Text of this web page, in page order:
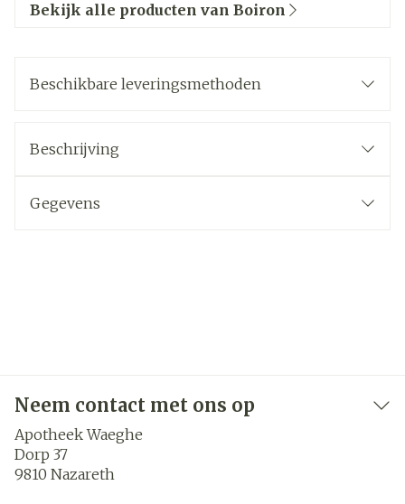
Bekijk alle producten van Boiron
Beschikbare leveringsmethoden
Beschrijving
Gegevens
Neem contact met ons op
Apotheek Waeghe
Dorp 37
9810 Nazareth